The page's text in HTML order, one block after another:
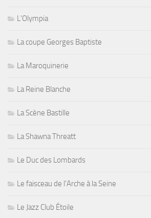
L'Olympia
La coupe Georges Baptiste
La Maroquinerie
La Reine Blanche
La Scène Bastille
La Shawna Threatt
Le Duc des Lombards
Le faisceau de l'Arche à la Seine
Le Jazz Club Étoile